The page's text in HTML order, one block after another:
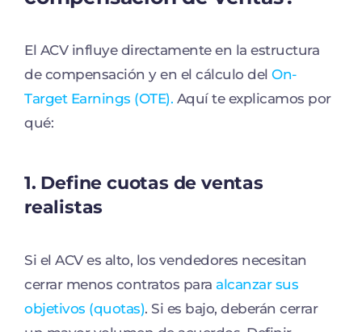
El ACV influye directamente en la estructura
de compensación y en el cálculo del On-
Target Earnings (OTE). Aquí te explicamos por
qué:
1. Define cuotas de ventas
realistas
Si el ACV es alto, los vendedores necesitan
cerrar menos contratos para alcanzar sus
objetivos (quotas). Si es bajo, deberán cerrar